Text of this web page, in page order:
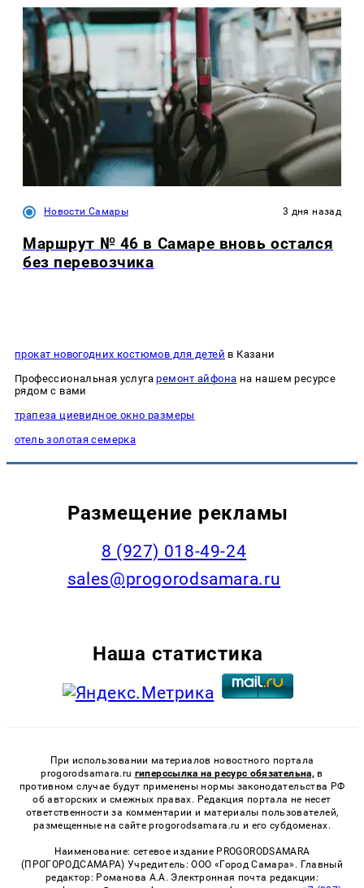
Новости Самары 3 дня назад
Маршрут № 46 в Самаре вновь остался
без перевозчика
прокат новогодних костюмов для детей в Казани
Профессиональная услугаремонт айфона на нашем ресурсе
рядом с вами
трапеза циевидное окно размеры
отель золотая семерка
Размещение рекламы
8 (927) 018-49-24
sales@progorodsamara.ru
Наша статистика
При использовании материалов новостного портала
progorodsamara.ru гиперссылка на ресурс обязательна, в
противном случае будут применены нормы законодательства РФ
об авторских и смежных правах. Редакция портала не несет
ответственности за комментарии и материалы пользователей,
размещенные на сайте progorodsamara.ru и его субдоменах.
Наименование: сетевое издание PROGORODSAMARA
(ПРОГОРОДСАМАРА) Учредитель: ООО «Город Самара». Главный
редактор: Романова А.А. Электронная почта редакции: